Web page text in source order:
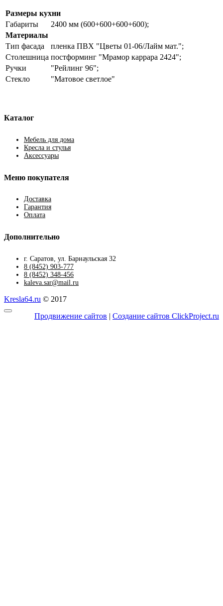
Размеры кухни
Габариты
2400 мм (600+600+600+600);
Материалы
Тип фасада
пленка ПВХ "Цветы 01-06/Лайм мат.";
Столешница постформинг "Мрамор каррара 2424";
Ручки
"Рейлинг 96";
Стекло
"Матовое светлое"
Каталог
Мебель для дома
Кресла и стулья
Аксессуары
Меню покупателя
Доставка
Гарантия
Оплата
Дополнительно
г. Саратов, ул. Барнаульская 32
8 (8452) 903-777
8 (8452) 348-456
kaleva.sar@mail.ru
Kresla64.ru © 2017
Продвижение сайтов | Создание сайтов ClickProject.ru